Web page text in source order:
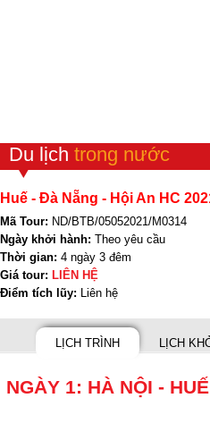
Du lịch trong nước
Huế - Đà Nẵng - Hội An HC
Mã Tour: ND/BTB/05052021/M0314
Ngày khởi hành: Theo yêu cầu
Thời gian: 4 ngày 3 đêm
Giá tour: LIÊN HỆ
Điểm tích lũy: Liên hệ
LỊCH TRÌNH LỊCH
NGÀY 1: HÀ NỘI -